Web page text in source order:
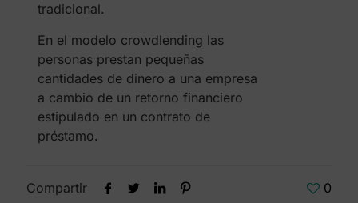
tradicional.
En el modelo crowdlending las
personas prestan pequeñas
cantidades de dinero a una empresa
a cambio de un retorno financiero
estipulado en un contrato de
préstamo.
Compartir 0